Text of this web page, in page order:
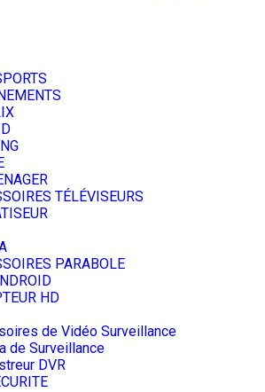
TÉLÉVISEURS
PARABOLE
HD
de Vidéo Surveillance
de Surveillance
DVR